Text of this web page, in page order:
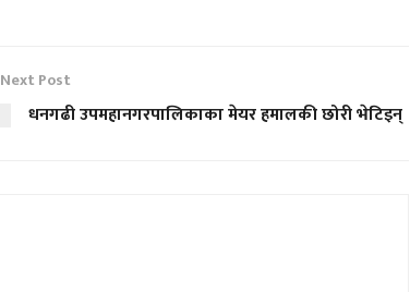
Next Post
धनगढी उपमहानगरपालिकाका मेयर हमालकी छोरी भेटिइन्